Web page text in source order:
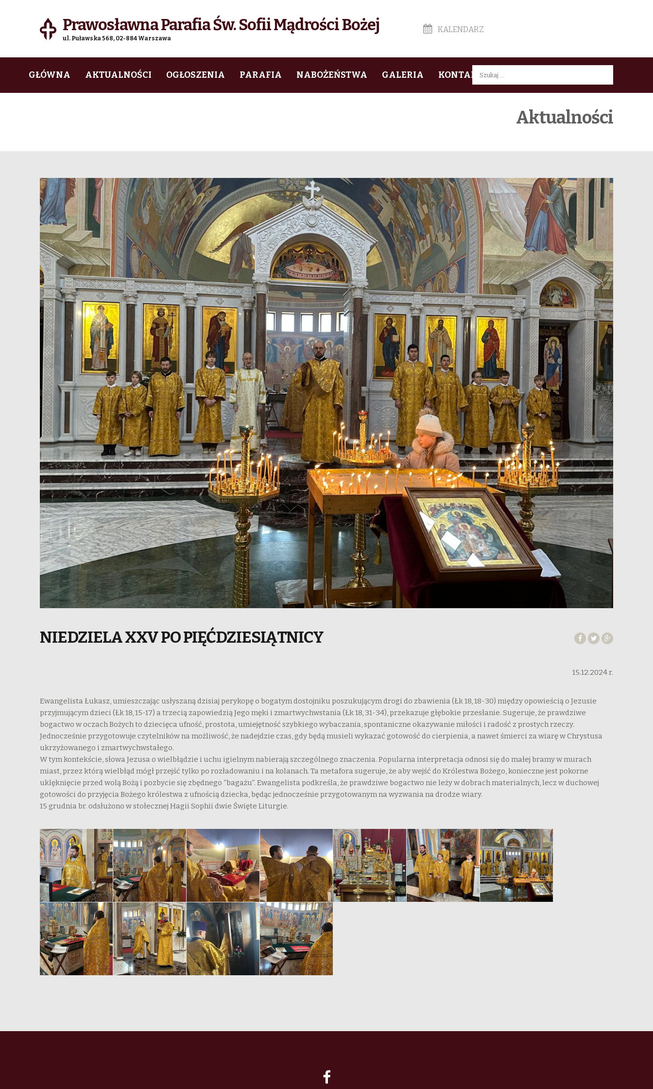
Prawosławna Parafia Św. Sofii Mądrości Bożej
ul. Puławska 568, 02-884 Warszawa
KALENDARZ
to
to
GŁÓWNA AKTUALNOŚCI OGŁOSZENIA PARAFIA NABOŻEŃSTWA GALERIA KONTAKTSzukaj:
Aktualności
NIEDZIELA XXV PO PIĘĆDZIESIĄTNICY
15.12.2024 r.
Ewangelista Łukasz, umieszczając usłyszaną dzisiaj perykopę o bogatym dostojniku poszukującym drogi do zbawienia (Łk 18, 18-30) między opowieścią o Jezusie
przyjmującym dzieci (Łk 18, 15-17) a trzecią zapowiedzią Jego męki i zmartwychwstania (Łk 18, 31-34), przekazuje głębokie przesłanie. Sugeruje, że prawdziwe
bogactwo w oczach Bożych to dziecięca ufność, prostota, umiejętność szybkiego wybaczania, spontaniczne okazywanie miłości i radość z prostych rzeczy.
Jednocześnie przygotowuje czytelników na możliwość, że nadejdzie czas, gdy będą musieli wykazać gotowość do cierpienia, a nawet śmierci za wiarę w Chrystusa
ukrzyżowanego i zmartwychwstałego.
W tym kontekście, słowa Jezusa o wielbłądzie i uchu igielnym nabierają szczególnego znaczenia. Popularna interpretacja odnosi się do małej bramy w murach
miast, przez którą wielbłąd mógł przejść tylko po rozładowaniu i na kolanach. Ta metafora sugeruje, że aby wejść do Królestwa Bożego, konieczne jest pokorne
uklęknięcie przed wolą Bożą i pozbycie się zbędnego “bagażu”. Ewangelista podkreśla, że prawdziwe bogactwo nie leży w dobrach materialnych, lecz w duchowej
gotowości do przyjęcia Bożego królestwa z ufnością dziecka, będąc jednocześnie przygotowanym na wyzwania na drodze wiary.
15 grudnia br. odsłużono w stołecznej Hagii Sophii dwie Święte Liturgie.